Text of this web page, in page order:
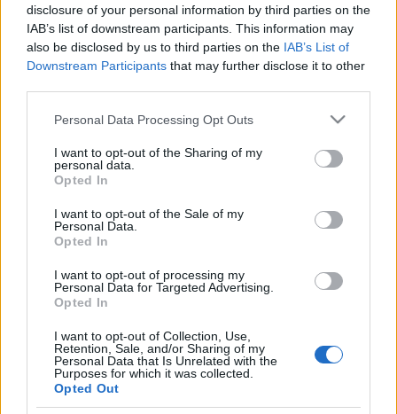
disclosure of your personal information by third parties on the
IAB’s list of downstream participants. This information may
also be disclosed by us to third parties on the IAB’s List of
Downstream Participants that may further disclose it to other
Please note that this website/app uses one or more Google
not limited to your visit or usage behaviour. You may click to
grant or deny consent to Google and its third-party tags to
use your data for below specified purposes in below Google
consent section.
Personal Data Processing Opt Outs
I want to opt-out of the Sharing of my
personal data.
Opted In
I want to opt-out of the Sale of my
Personal Data.
Opted In
I want to opt-out of processing my
Personal Data for Targeted Advertising.
Opted In
I want to opt-out of Collection, Use,
Retention, Sale, and/or Sharing of my
Personal Data that Is Unrelated with the
Purposes for which it was collected.
Opted Out
“Nem tudnak mellette kiállni azok,
akiké, mi pedig azt hisszük, a
miénk.”
Interjú Trapp Dominikával a "Ne tegyétek
reám" kapcsán